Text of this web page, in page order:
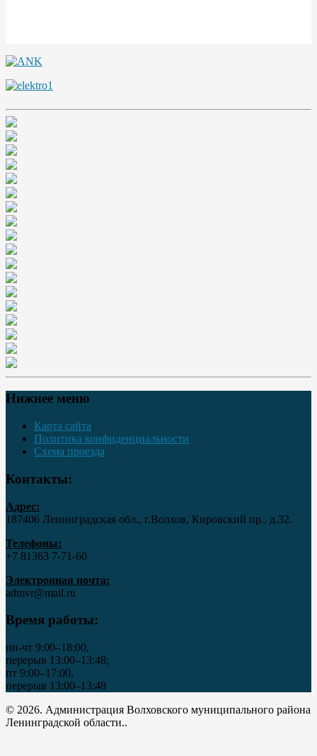
Нижнее меню
Карта сайта
Политика конфиденциальности
Схема проезда
Контакты:
Адрес:
187406 Ленинградская обл., г.Волхов, Кировский пр., д.32.
Телефоны:
+7 81363 7‑71-60
Электронная почта:
admvr@mail.ru
Время работы:
пн-чт 9:00–18:00,
перерыв 13:00–13:48;
пт 9:00–17:00,
перерыв 13:00–13:48
© 2026. Администрация Волховского муниципального района
Ленинградской области..